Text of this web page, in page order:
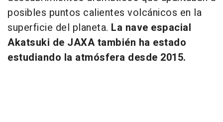
posibles puntos calientes volcánicos en la
superficie del planeta. La nave espacial
Akatsuki de JAXA también ha estado
estudiando la atmósfera desde 2015.